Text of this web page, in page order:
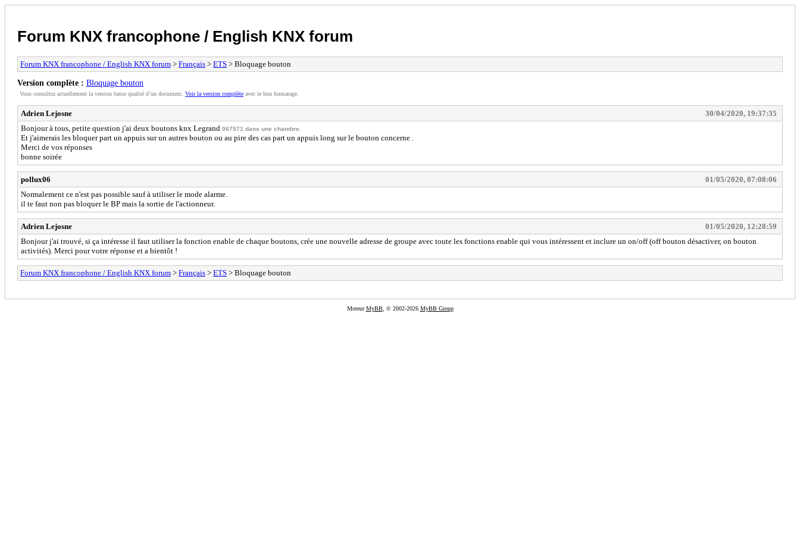
Forum KNX francophone / English KNX forum
Forum KNX francophone / English KNX forum > Français > ETS > Bloquage bouton
Version complète : Bloquage bouton
Vous consultez actuellement la version basse qualité d’un document. Voir la version complète avec le bon formatage.
Adrien Lejosne
30/04/2020, 19:37:35
Bonjour à tous, petite question j'ai deux boutons knx Legrand 067571 dans une chambre.
Et j'aimerais les bloquer part un appuis sur un autres bouton ou au pire des cas part un appuis long sur le bouton concerne .
Merci de vos réponses
bonne soirée
pollux06
01/05/2020, 07:08:06
Normalement ce n'est pas possible sauf à utiliser le mode alarme.
il te faut non pas bloquer le BP mais la sortie de l'actionneur.
Adrien Lejosne
01/05/2020, 12:28:59
Bonjour j'ai trouvé, si ça intéresse il faut utiliser la fonction enable de chaque boutons, crée une nouvelle adresse de groupe avec toute les fonctions enable qui vous intéressent et inclure un on/off (off bouton désactiver, on bouton
activités). Merci pour votre réponse et a bientôt !
Forum KNX francophone / English KNX forum > Français > ETS > Bloquage bouton
MoteurMyBB, © 2002-2026 MyBB Group